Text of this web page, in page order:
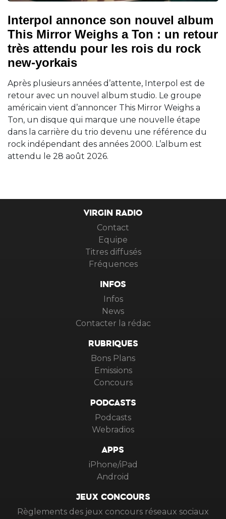
Interpol annonce son nouvel album
This Mirror Weighs a Ton : un retour
très attendu pour les rois du rock
new-yorkais
Après plusieurs années d’attente, Interpol est de
retour avec un nouvel album studio. Le groupe
américain vient d’annoncer This Mirror Weighs a
Ton, un disque qui marque une nouvelle étape
dans la carrière du trio devenu une référence du
rock indépendant des années 2000. L’album est
attendu le 28 août 2026.
VIRGIN RADIO
Contact
Equipe
Titres diffusés
Fréquences
INFOS
Infos
News
Contacter la rédac
RUBRIQUES
Bons Plans
Emissions
Concours
PODCASTS
Podcasts
Webradios
APPS
iPhone/iPad
Android
JEUX CONCOURS
Règlements des jeux concours réseaux sociaux